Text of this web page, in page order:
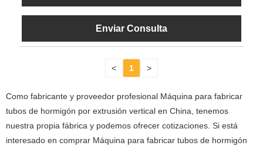
Enviar Consulta
< 1 >
Como fabricante y proveedor profesional Máquina para fabricar
tubos de hormigón por extrusión vertical en China, tenemos
nuestra propia fábrica y podemos ofrecer cotizaciones. Si está
interesado en comprar Máquina para fabricar tubos de hormigón